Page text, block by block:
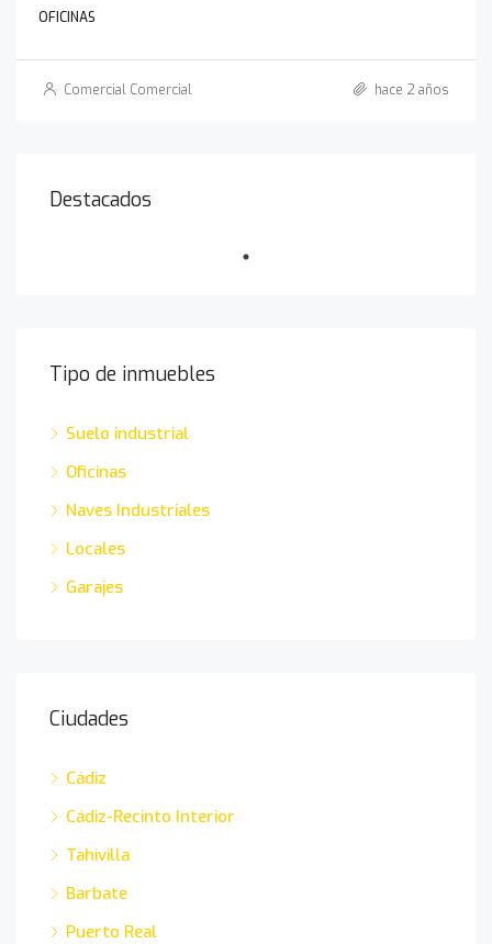
OFICINAS
Comercial Comercial hace 2 años
Destacados
Tipo de inmuebles
Suelo industrial
Oficinas
Naves Industriales
Locales
Garajes
Ciudades
Cádiz
Cádiz-Recinto Interior
Tahivilla
Barbate
Puerto Real